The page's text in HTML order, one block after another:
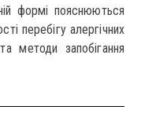
формі пояснюються
перебігу алергічних
методи запобігання